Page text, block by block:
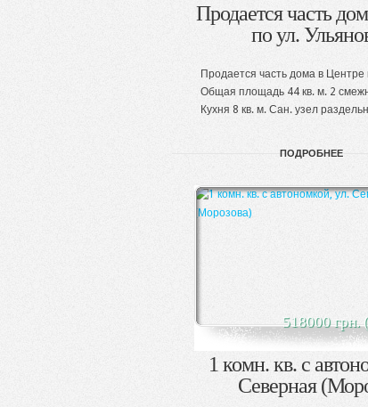
Продается часть
по ул.
Продается часть дома в
Общая площадь 44 кв. м. 2
Кухня 8 кв. м. Сан. узел
ПОДРОБНЕЕ
518000 грн.
1 комн. кв. с
Северная